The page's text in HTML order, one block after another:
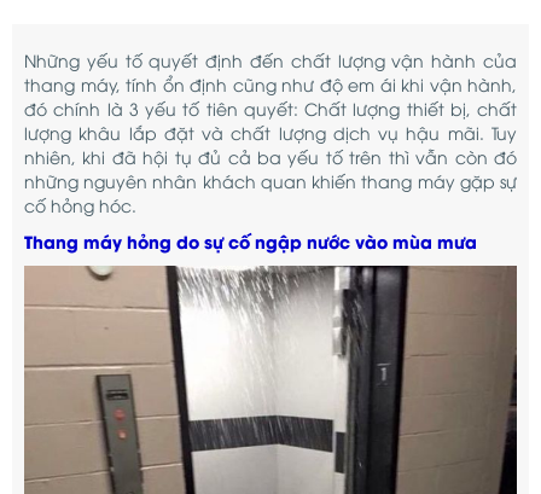
Những yếu tố quyết định đến chất lượng vận hành của
thang máy, tính ổn định cũng như độ em ái khi vận hành,
đó chính là 3 yếu tố tiên quyết: Chất lượng thiết bị, chất
lượng khâu lắp đặt và chất lượng dịch vụ hậu mãi. Tuy
nhiên, khi đã hội tụ đủ cả ba yếu tố trên thì vẫn còn đó
những nguyên nhân khách quan khiến thang máy gặp sự
cố hỏng hóc.
Thang máy hỏng do sự cố ngập nước vào mùa mưa